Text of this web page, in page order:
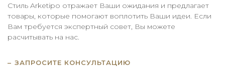
Стиль Arketipo отражает Ваши ожидания и предлагает
товары, которые помогают воплотить Ваши идеи. Если
Вам требуется экспертный совет, Вы можете
расчитывать на нас.
ЗАПРОСИТЕ КОНСУЛЬТАЦИЮ